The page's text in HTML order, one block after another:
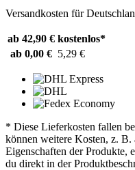
Versandkosten für
ab 42,90 € kostenlos*
ab 0,00 € 5,29 €
* Diese Lieferkosten fallen
können weitere Kosten, z.
Eigenschaften der Produkte,
du direkt in der